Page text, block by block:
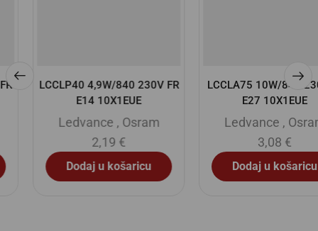
LCCLP40 4,9W/840 230V FR
E14 10X1EUE
Ledvance,Osram
€
Dodaj u košaricu
LCCLA75 10W/840 230VFR
E27 10X1EUE
Ledvance,Osram
€
Dodaj u košaricu